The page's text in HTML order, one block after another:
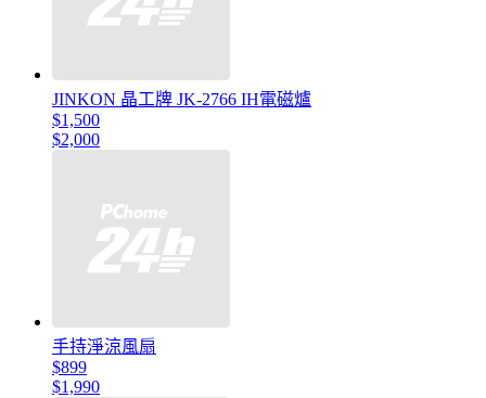
JINKON 晶工牌 JK-2766 IH電磁爐
$1,500
$2,000
手持淨涼風扇
$899
$1,990